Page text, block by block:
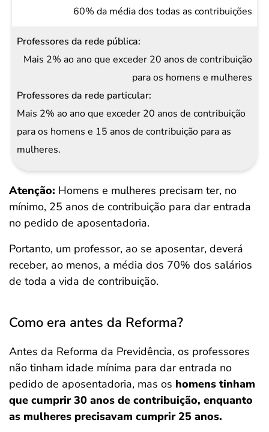
particular
60% da média dos todas as contribuições
Mais 2% ao ano que exceder 20 anos de contribuição
para os homens e mulheres
Mais 2% ao ano que exceder 20 anos de contribuição
para os homens e 15 anos de contribuição para as
mulheres.
Atenção: Homens e mulheres precisam ter, no
mínimo, 25 anos de contribuição para dar entrada
no pedido de aposentadoria.
Portanto, um professor, ao se aposentar, deverá
receber, ao menos, a média dos 70% dos salários
de toda a vida de contribuição.
Como era antes da Reforma?
Antes da Reforma da Previdência, os professores
não tinham idade mínima para dar entrada no
pedido de aposentadoria, mas os homens tinham
que cumprir 30 anos de contribuição, enquanto
as mulheres precisavam cumprir 25 anos.